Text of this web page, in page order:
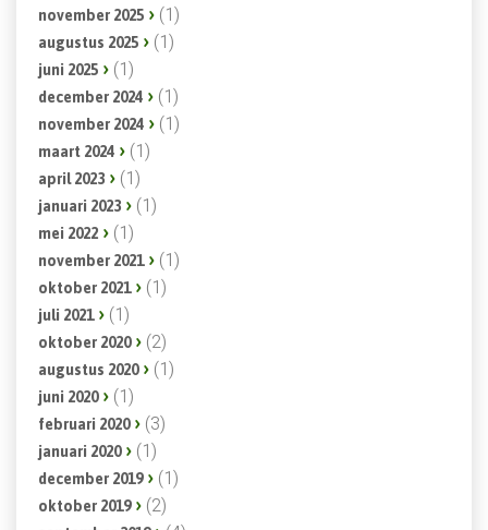
november 2025 (1)
augustus 2025 (1)
juni 2025 (1)
december 2024 (1)
november 2024 (1)
maart 2024 (1)
april 2023 (1)
januari 2023 (1)
mei 2022 (1)
november 2021 (1)
oktober 2021 (1)
juli 2021 (1)
oktober 2020 (2)
augustus 2020 (1)
juni 2020 (1)
februari 2020 (3)
januari 2020 (1)
december 2019 (1)
oktober 2019 (2)